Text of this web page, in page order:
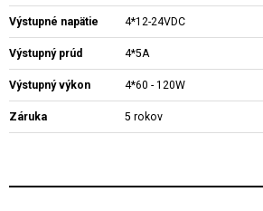
Výstupné napätie 4*12-24VDC
Výstupný prúd 4*5A
Výstupný výkon 4*60 - 120W
Záruka 5 rokov